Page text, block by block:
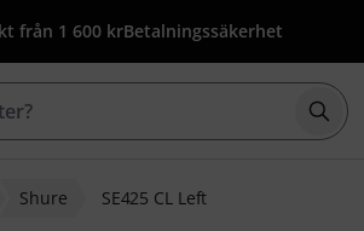
från 1 600 krBetalningssäkerhet
Shure SE425 CL Left